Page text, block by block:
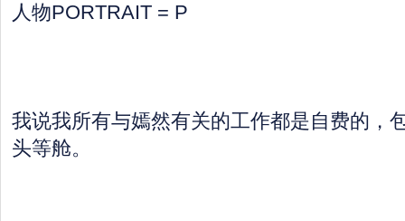
人物PORTRAIT = P
我说我所有与嫣然有关的工作都是自费的，
头等舱。